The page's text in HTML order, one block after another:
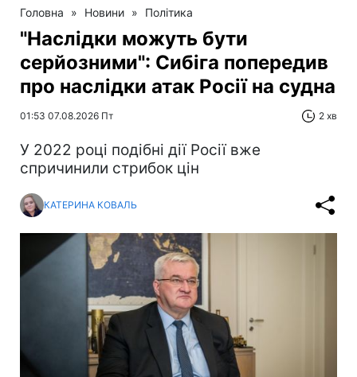
Головна » Новини » Політика
"Наслідки можуть бути
серйозними": Сибіга попередив
про наслідки атак Росії на судна
01:53 07.08.2026 Пт 2 хв
У 2022 році подібні дії Росії вже
спричинили стрибок цін
КАТЕРИНА КОВАЛЬ